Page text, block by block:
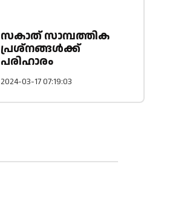
സകാത് സാമ്പത്തിക
പ്രശ്നങ്ങള്‍ക്ക്
പരിഹാരം
2024-03-17 07:19:03